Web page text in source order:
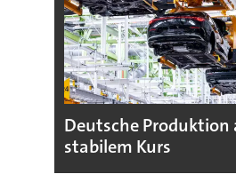
Deutsche Produktion
stabilem Kurs